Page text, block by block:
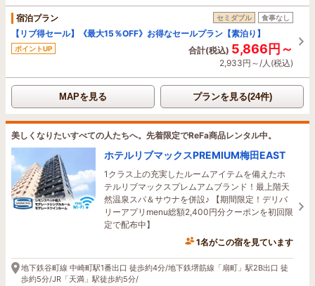
宿泊プラン セミダブル 食事なし
【リブ得セール】《最大15％OFF》お得なセールプラン【素泊り】
ポイントUP 合計(税込) 5,866円～
2,933円～/人(税込)
MAPを見る プランを見る(24件)
美しくなりたいすべての人たちへ。先着限定でReFa商品レンタル中。
ホテルリブマックスPREMIUM梅田EAST
1クラス上の充実したルームアイテムを備えたホ
テルリブマックスプレムアムブランド！最上階天
然温泉スパ＆サウナを併設♪ 【期間限定！デリバ
リーアプリmenu総額2,400円分クーポンを初回限
定で配布中】
1名がこの宿を見ています
地下鉄谷町線 中崎町駅1番出口 徒歩約4分/地下鉄堺筋線「扇町」駅2B出口 徒
歩約5分/JR「天満」駅徒歩約5分/